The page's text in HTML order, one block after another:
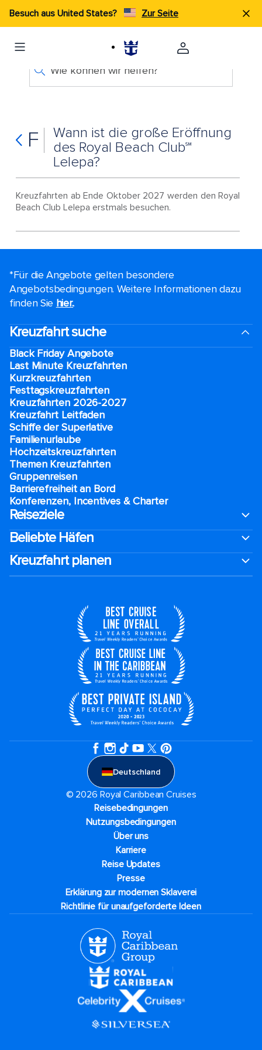
Besuch aus United States? Zur Seite
Wie können wir helfen?
F
Wann ist die große Eröffnung
des Royal Beach Club℠
Lelepa?
Kreuzfahrten ab Ende Oktober 2027 werden den Royal
Beach Club Lelepa erstmals besuchen.
*Für die Angebote gelten besondere
Angebotsbedingungen. Weitere Informationen dazu
finden Sie hier..
Kreuzfahrt suche
Black Friday Angebote
Last Minute Kreuzfahrten
Kurzkreuzfahrten​
Festtagskreuzfahrten​
Kreuzfahrten 2026-2027
Kreuzfahrt Leitfaden
Schiffe der Superlative
Familienurlaube​
Hochzeitskreuzfahrten
Themen Kreuzfahrten
Gruppenreisen
Barrierefreiheit an Bord​
Konferenzen, Incentives & Charter
Reiseziele
Beliebte Häfen
Kreuzfahrt planen
Deutschland
© 2026 Royal Caribbean Cruises
Reisebedingungen
Nutzungsbedingungen
Über uns
Karriere​
Reise Updates​
Presse
Erklärung zur modernen Sklaverei
Richtlinie für unaufgeforderte Ideen